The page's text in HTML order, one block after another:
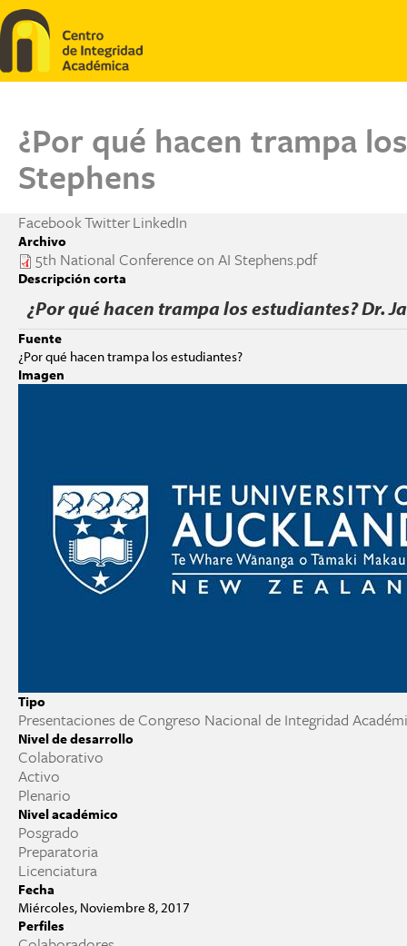
Pasar al contenido principal
¿Por qué hacen trampa
Stephens
FacebookTwitterLinkedIn
Archivo
5th National Conference on AI Stephens.pdf
Descripción corta
¿Por qué hacen trampa los estudiantes? Dr.
Fuente
¿Por qué hacen trampa los estudiantes?
Imagen
Tipo
Presentaciones de Congreso Nacional de Integridad
Nivel de desarrollo
Colaborativo
Activo
Plenario
Nivel académico
Posgrado
Preparatoria
Licenciatura
Fecha
Miércoles, Noviembre 8, 2017
Perfiles